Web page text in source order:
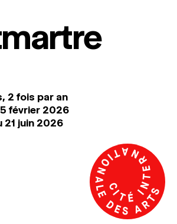
2 fois par an
février 2026
21 juin 2026